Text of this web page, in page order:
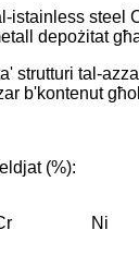
istainless
depożitat
strutturi tal-
b'kontenut
(%):
Ni